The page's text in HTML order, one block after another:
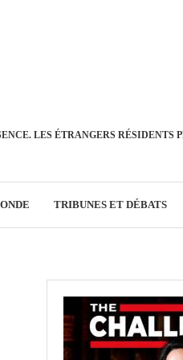
LES ÉTRANGERS
TRIBUNES ET DÉBATS